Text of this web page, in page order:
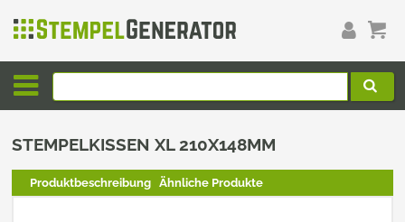
STEMPELKISSEN XL 210X148MM
Produktbeschreibung Ähnliche Produkte